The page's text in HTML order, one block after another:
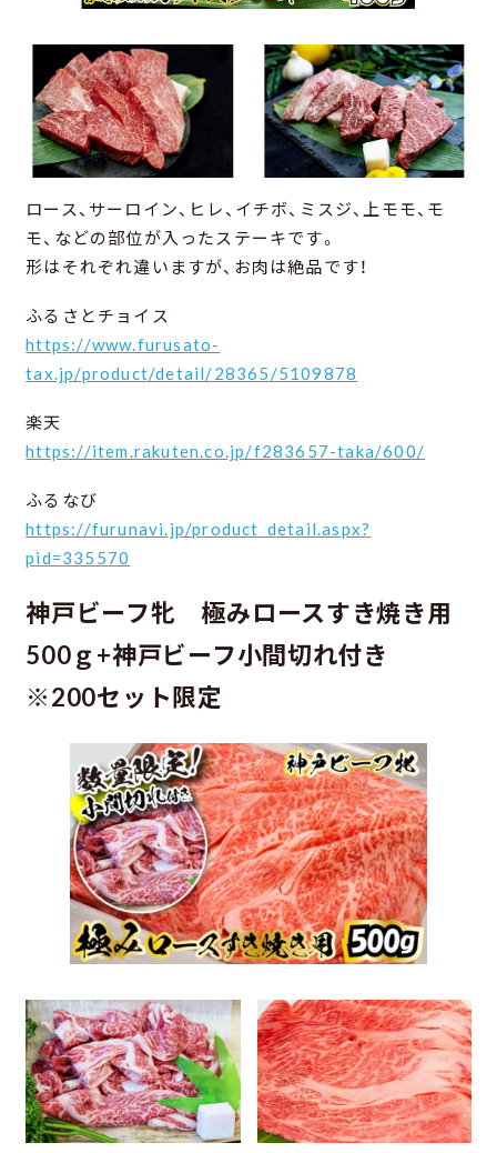
ロース、サーロイン、ヒレ、イチボ、ミスジ、上モモ、モ
モ、などの部位が入ったステーキです。
形はそれぞれ違いますが、お肉は絶品です！
ふるさとチョイス
https://www.furusato-
tax.jp/product/detail/28365/5109878
楽天
https://item.rakuten.co.jp/f283657-taka/600/
ふるなび
https://furunavi.jp/product_detail.aspx?
pid=335570
神戸ビーフ牝 極みロースすき焼き用
500ｇ+神戸ビーフ小間切れ付き
※200セット限定